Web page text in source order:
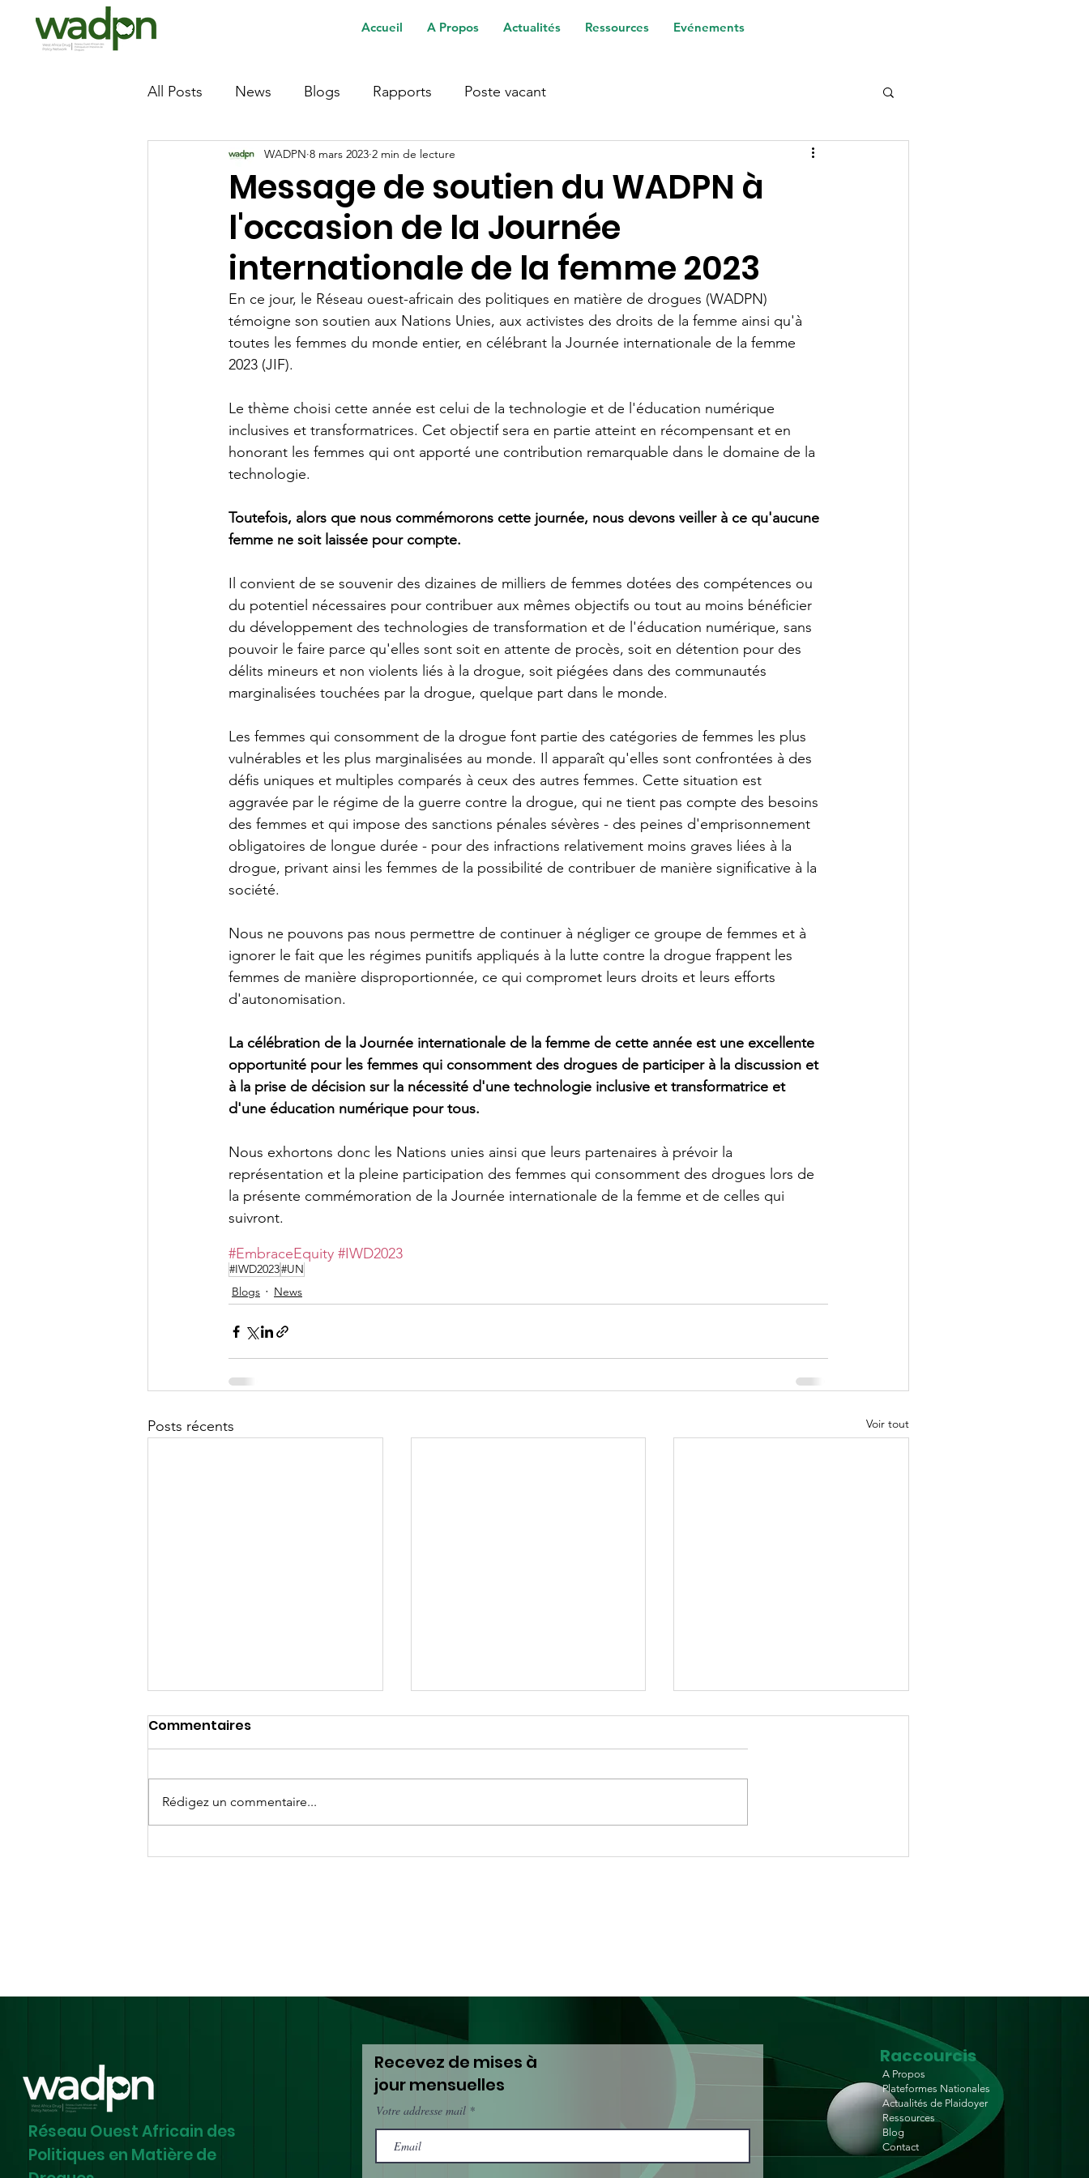
Accueil A Propos Actualités Ressources Evénements
All Posts News Blogs Rapports Poste vacant
Message de soutien du WADPN à
l'occasion de la Journée
internationale de la femme 2023
WADPN 8 mars 2023 2 min de lecture
En ce jour, le Réseau ouest-africain des politiques en matière de drogues (WADPN)
témoigne son soutien aux Nations Unies, aux activistes des droits de la femme ainsi qu'à
toutes les femmes du monde entier, en célébrant la Journée internationale de la femme
2023 (JIF).
Le thème choisi cette année est celui de la technologie et de l'éducation numérique
inclusives et transformatrices. Cet objectif sera en partie atteint en récompensant et en
honorant les femmes qui ont apporté une contribution remarquable dans le domaine de la
technologie.
Toutefois, alors que nous commémorons cette journée, nous devons veiller à ce qu'aucune
femme ne soit laissée pour compte.
Il convient de se souvenir des dizaines de milliers de femmes dotées des compétences ou
du potentiel nécessaires pour contribuer aux mêmes objectifs ou tout au moins bénéficier
du développement des technologies de transformation et de l'éducation numérique, sans
pouvoir le faire parce qu'elles sont soit en attente de procès, soit en détention pour des
délits mineurs et non violents liés à la drogue, soit piégées dans des communautés
marginalisées touchées par la drogue, quelque part dans le monde.
Les femmes qui consomment de la drogue font partie des catégories de femmes les plus
vulnérables et les plus marginalisées au monde. Il apparaît qu'elles sont confrontées à des
défis uniques et multiples comparés à ceux des autres femmes. Cette situation est
aggravée par le régime de la guerre contre la drogue, qui ne tient pas compte des besoins
des femmes et qui impose des sanctions pénales sévères - des peines d'emprisonnement
obligatoires de longue durée - pour des infractions relativement moins graves liées à la
drogue, privant ainsi les femmes de la possibilité de contribuer de manière significative à la
société.
Nous ne pouvons pas nous permettre de continuer à négliger ce groupe de femmes et à
ignorer le fait que les régimes punitifs appliqués à la lutte contre la drogue frappent les
femmes de manière disproportionnée, ce qui compromet leurs droits et leurs efforts
d'autonomisation.
La célébration de la Journée internationale de la femme de cette année est une excellente
opportunité pour les femmes qui consomment des drogues de participer à la discussion et
à la prise de décision sur la nécessité d'une technologie inclusive et transformatrice et
d'une éducation numérique pour tous.
Nous exhortons donc les Nations unies ainsi que leurs partenaires à prévoir la
représentation et la pleine participation des femmes qui consomment des drogues lors de
la présente commémoration de la Journée internationale de la femme et de celles qui
suivront.
#EmbraceEquity #IWD2023
#IWD2023#UN
Blogs
News
Posts récents Voir tout
La décriminalisation
Appel à orateurs :
Une coalition régionale
Commentaires
Rédigez un commentaire...
Réseau Ouest Africain des
Politiques en Matière de
Recevez de mises à
jour mensuelles
Votre addresse mail
Raccourcis
A Propos
Plateformes Nationales
Actualités de Plaidoyer
Ressources
Blog
Contact